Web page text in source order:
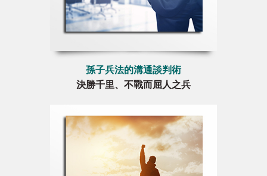
孫子兵法的溝通談判術
決勝千里、不戰而屈人之兵